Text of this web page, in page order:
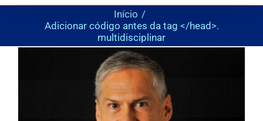
Início
Adicionar código antes da tag </head>.
multidisciplinar